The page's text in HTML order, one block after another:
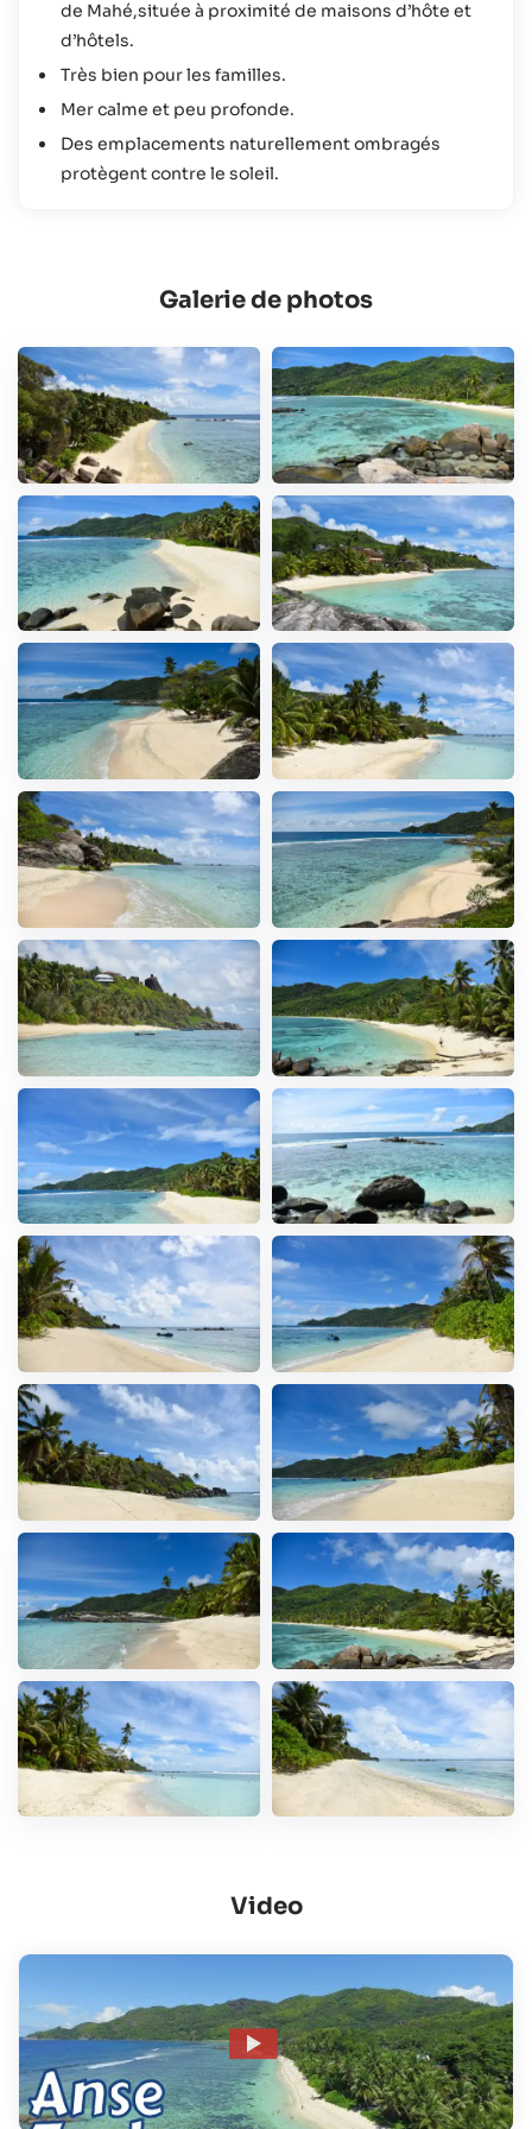
de Mahé,située à proximité de maisons d’hôte et
d’hôtels.
Très bien pour les familles.
Mer calme et peu profonde.
Des emplacements naturellement ombragés
protègent contre le soleil.
Galerie de photos
Video